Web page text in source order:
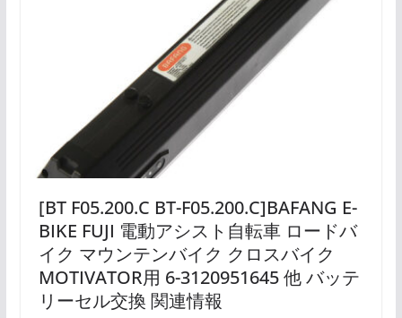
[BT F05.200.C BT-F05.200.C]BAFANG E-
BIKE FUJI 電動アシスト自転車 ロードバ
イク マウンテンバイク クロスバイク
MOTIVATOR用 6-3120951645 他 バッテ
リーセル交換 関連情報